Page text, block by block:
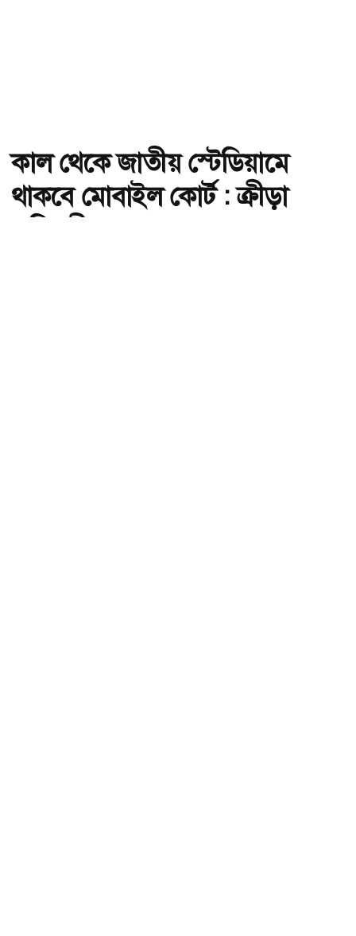
কাল থেকে জাতীয় স্টেডিয়ামে
থাকবে মোবাইল কোর্ট : ক্রীড়া